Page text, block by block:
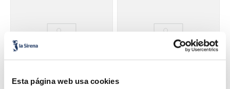
Esta página web usa cookies